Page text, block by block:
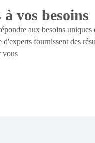
vos besoins
aux besoins uniques
fournissent des
vous